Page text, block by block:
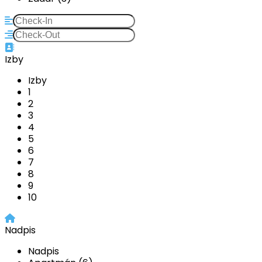
Izby
Izby
1
2
3
4
5
6
7
8
9
10
Nadpis
Nadpis